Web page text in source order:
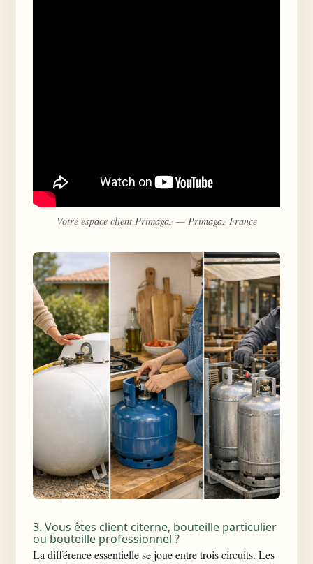
Votre espace client Primagaz — Primagaz France
3. Vous êtes client citerne, bouteille particulier
ou bouteille professionnel ?
La différence essentielle se joue entre trois circuits. Les